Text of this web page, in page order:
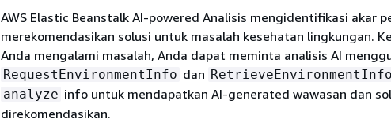
AWS Elastic Beanstalk AI-powered Analisis mengidentifikasi akar
merekomendasikan solusi untuk masalah kesehatan lingkungan.
Anda mengalami masalah, Anda dapat meminta analisis AI
RequestEnvironmentInfo dan RetrieveEnvironmentInfo
analyze info untuk mendapatkan AI-generated wawasan dan
direkomendasikan.